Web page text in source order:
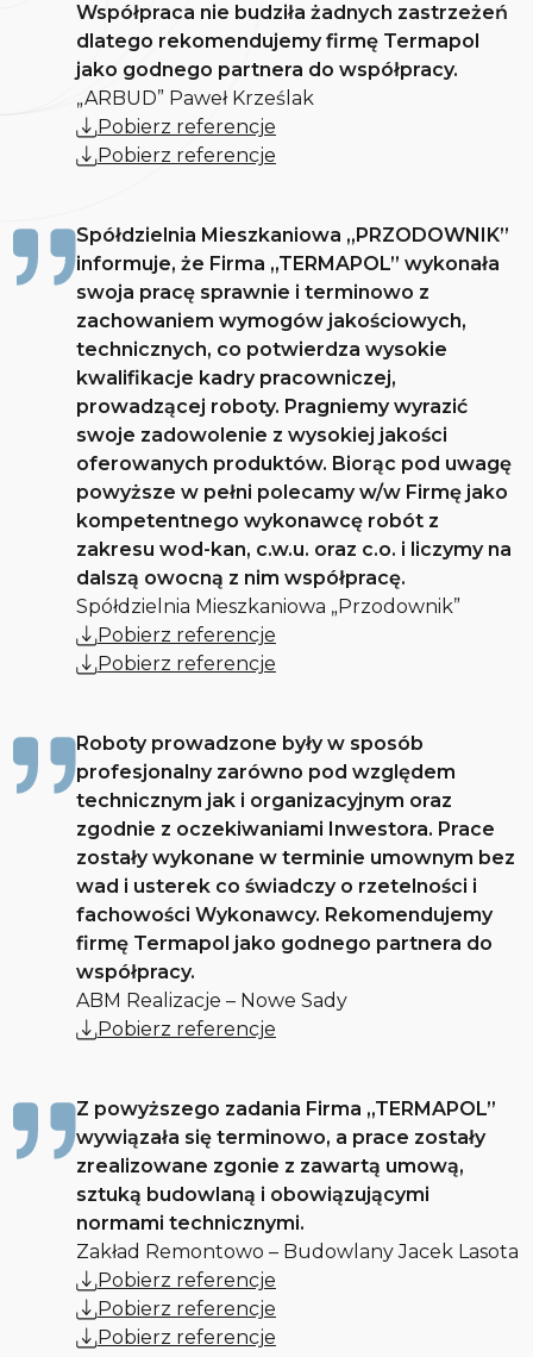
Współpraca nie budziła żadnych zastrzeżeń
dlatego rekomendujemy firmę Termapol
jako godnego partnera do współpracy.
„ARBUD” Paweł Krześlak
Pobierz referencje
Pobierz referencje
Spółdzielnia Mieszkaniowa „PRZODOWNIK”
informuje, że Firma „TERMAPOL” wykonała
swoja pracę sprawnie i terminowo z
zachowaniem wymogów jakościowych,
technicznych, co potwierdza wysokie
kwalifikacje kadry pracowniczej,
prowadzącej roboty. Pragniemy wyrazić
swoje zadowolenie z wysokiej jakości
oferowanych produktów. Biorąc pod uwagę
powyższe w pełni polecamy w/w Firmę jako
kompetentnego wykonawcę robót z
zakresu wod-kan, c.w.u. oraz c.o. i liczymy na
dalszą owocną z nim współpracę.
Spółdzielnia Mieszkaniowa „Przodownik”
Pobierz referencje
Pobierz referencje
Roboty prowadzone były w sposób
profesjonalny zarówno pod względem
technicznym jak i organizacyjnym oraz
zgodnie z oczekiwaniami Inwestora. Prace
zostały wykonane w terminie umownym bez
wad i usterek co świadczy o rzetelności i
fachowości Wykonawcy. Rekomendujemy
firmę Termapol jako godnego partnera do
współpracy.
ABM Realizacje – Nowe Sady
Pobierz referencje
Z powyższego zadania Firma „TERMAPOL”
wywiązała się terminowo, a prace zostały
zrealizowane zgonie z zawartą umową,
sztuką budowlaną i obowiązującymi
normami technicznymi.
Zakład Remontowo – Budowlany Jacek Lasota
Pobierz referencje
Pobierz referencje
Pobierz referencje